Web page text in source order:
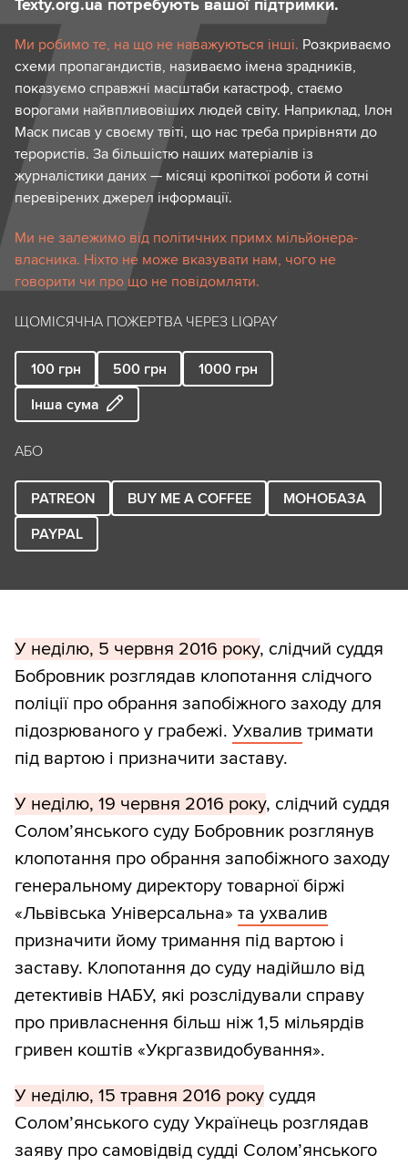
Texty.org.ua потребують вашої підтримки.
Ми робимо те, на що не наважуються інші. Розкриваємо
схеми пропагандистів, називаємо імена зрадників,
показуємо справжні масштаби катастроф, стаємо
ворогами найвпливовіших людей світу. Наприклад, Ілон
Маск писав у своєму твіті, що нас треба прирівняти до
терористів. За більшістю наших матеріалів із
журналістики даних — місяці кропіткої роботи й сотні
перевірених джерел інформації.
Ми не залежимо від політичних примх мільйонера-
власника. Ніхто не може вказувати нам, чого не
говорити чи про що не повідомляти.
ЩОМІСЯЧНА ПОЖЕРТВА ЧЕРЕЗ LIQPAY
100 грн 500 грн 1000 грн
Інша сума
АБО
PATREON BUY ME A COFFEE
МОНОБАЗА
PAYPAL
У неділю, 5 червня 2016 року, слідчий суддя
Бобровник розглядав клопотання слідчого
поліції про обрання запобіжного заходу для
підозрюваного у грабежі. Ухвалив тримати
під вартою і призначити заставу.
У неділю, 19 червня 2016 року, слідчий суддя
Солом’янського суду Бобровник розглянув
клопотання про обрання запобіжного заходу
генеральному директору товарної біржі
«Львівська Універсальна» та ухвалив
призначити йому тримання під вартою і
заставу. Клопотання до суду надійшло від
детективів НАБУ, які розслідували справу
про привласнення більш ніж 1,5 мільярдів
гривен коштів «Укргазвидобування».
У неділю, 15 травня 2016 року суддя
Солом’янського суду Українець розглядав
заяву про самовідвід судді Солом’янського